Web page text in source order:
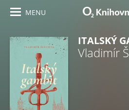
MENU
ITALSKÝ
Vladimír